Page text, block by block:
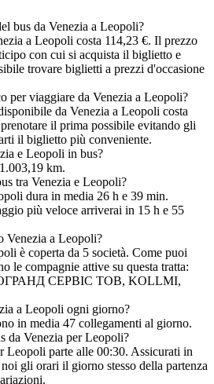
bus da Venezia a Leopoli?
a Leopoli costa 114,23 €. Il prezzo
con cui si acquista il biglietto e
trovare biglietti a prezzi d'occasione
per viaggiare da Venezia a Leopoli?
da Venezia a Leopoli costa
il prima possibile evitando gli
il biglietto più conveniente.
e Leopoli in bus?
km.
tra Venezia e Leopoli?
dura in media 26 h e 39 min.
più veloce arriverai in 15 h e 55
Venezia a Leopoli?
è coperta da 5 società. Come puoi
le compagnie attive su questa tratta:
СЕРВІС ТОВ, KOLLMI,
a Leopoli ogni giorno?
in media 47 collegamenti al giorno.
da Venezia per Leopoli?
Leopoli parte alle 00:30. Assicurati in
gli orari il giorno stesso della partenza